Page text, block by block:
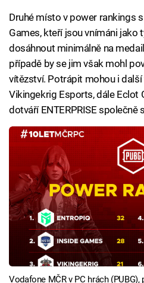
Druhé místo v power rankings
Games, kteří jsou vnímáni jako
dosáhnout minimálně na
případě by se jim však mohl
vítězství. Potrápit mohou i další
Vikingekrig Esports, dále Eclot
dotváří ENTERPRISE společně
Vodafone MČR v PC hrách